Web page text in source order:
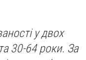
у двох
30-64 роки. За